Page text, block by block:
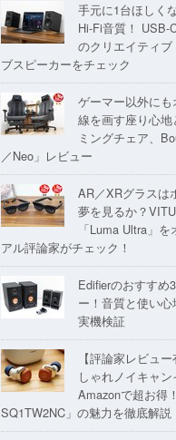
手元に1台ほしく
Hi-Fi音質！ USB-
のクリエイティ
ブスピーカーをチェック
ゲーマー以外に
線を画す座り心
ミングチェア、
／Neo」レビュー
AR／XRグラスは
夢を見るか？
「Luma Ultra」
アル評論家がチェック！
Edifierのおすすめ
ー！音質と使い
実機検証
【評論家レビュ
しゃれノイキャ
Amazonで超お得
SQ1TW2NC」の魅力を徹底解説